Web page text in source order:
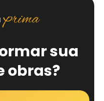
sua
obras?